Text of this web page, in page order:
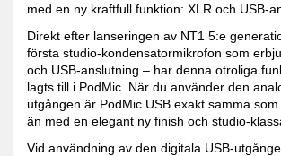
med en ny kraftfull funktion: XLR och USB-
Direkt efter lanseringen av NT1 5:e
första studio-kondensatormikrofon som
och USB-anslutning – har denna otroliga
lagts till i PodMic. När du använder den
utgången är PodMic USB exakt samma
än med en elegant ny finish och studio-
Vid användning av den digitala USB-